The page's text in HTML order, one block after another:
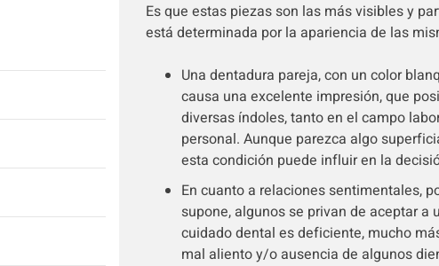
Es que estas piezas son las más visibles y
está determinada por la apariencia de las
Una dentadura pareja, con un color
causa una excelente impresión, que
diversas índoles, tanto en el campo
personal. Aunque parezca algo
esta condición puede influir en la
En cuanto a relaciones sentimentales,
supone, algunos se privan de aceptar a
cuidado dental es deficiente, mucho
mal aliento y/o ausencia de algunos